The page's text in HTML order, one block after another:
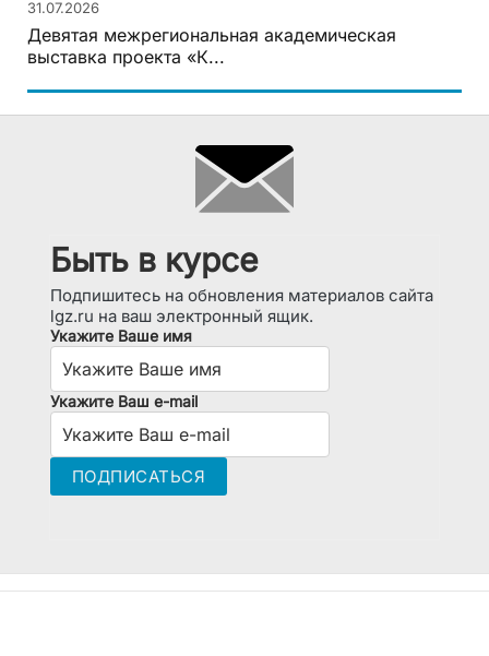
31.07.2026
Девятая межрегиональная академическая
выставка проекта «К...
Быть в курсе
Подпишитесь на обновления материалов сайта
lgz.ru на ваш электронный ящик.
Укажите Ваше имя
Укажите Ваш e-mail